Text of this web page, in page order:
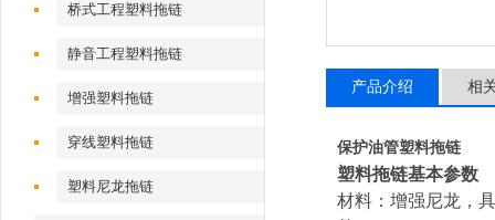
桥式工程塑料拖链
静音工程塑料拖链
增强塑料拖链
穿线塑料拖链
塑料尼龙拖链
产品介绍 相
保护油管塑料拖链
塑料拖链基本参数
材料：增强尼龙，